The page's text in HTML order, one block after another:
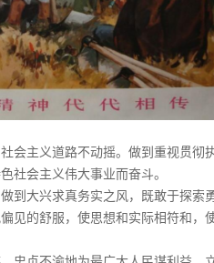
会主义道路不动摇。做到重视贯彻
社会主义伟大事业而奋斗。
到大兴求真务实之风，既敢于探索
见的舒服，使思想和实际相符和，